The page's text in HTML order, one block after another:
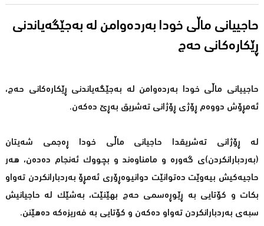
حاجییانی‌ ماڵی‌ خودا به‌رده‌وامن له‌ به‌جێگه‌یاندنی‌
ڕێكاره‌كانی‌ حه‌ج
حاجییانی‌ ماڵی‌ خودا به‌رده‌وامن له‌ به‌جێگه‌یاندنی‌ ڕێكاره‌كانی‌ حه‌ج،
ئه‌مڕۆش دووه‌م ڕۆژی‌ ڕۆژانی ته‌شریق به‌ڕێ ده‌كه‌ن.
له‌ ڕۆژانی ته‌شریقدا حاجیانی‌ ماڵی‌ خودا ڕه‌جمی شه‌یتان
(به‌ردبارانكردن)ی گه‌وره‌ و مامناوه‌ند و بچووك ئه‌نجام ده‌ده‌ن، هه‌ر
حاجیه‌كیش بیه‌وێت ده‌توانێت دوانیوه‌ڕۆری ئه‌مڕۆ به‌ردبارانكردن ته‌واو
بكات و كۆتایی‌ به‌ ڕێوڕه‌سمی حه‌ج بهێنێت، به‌شێك له‌ حاجیانیش
سبه‌ی به‌ردبارانكردن ته‌واو ده‌كه‌ن و كۆتایی‌ به‌ فه‌ریزه‌كه‌ ده‌هێنن.